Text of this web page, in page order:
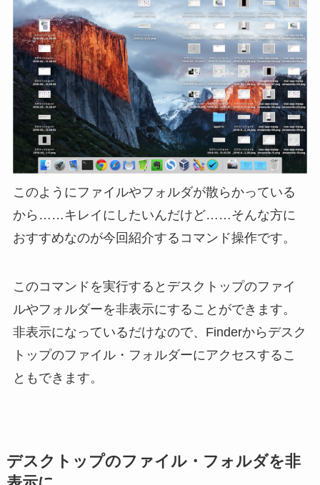
このようにファイルやフォルダが散らかっている
から……キレイにしたいんだけど……そんな方に
おすすめなのが今回紹介するコマンド操作です。
このコマンドを実行するとデスクトップのファイ
ルやフォルダーを非表示にすることができます。
非表示になっているだけなので、Finderからデスク
トップのファイル・フォルダーにアクセスするこ
ともできます。
デスクトップのファイル・フォルダを非